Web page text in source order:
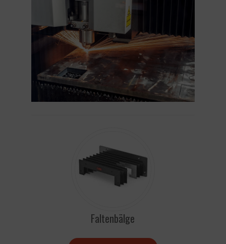
Faltenbälge